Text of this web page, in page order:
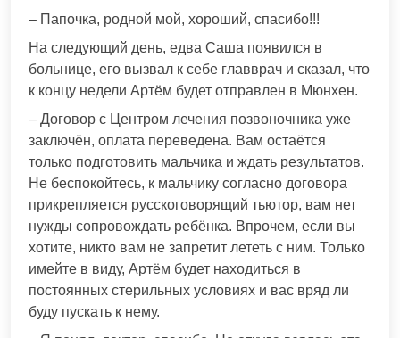
– Папочка, родной мой, хороший, спасибо!!!
На следующий день, едва Саша появился в
больнице, его вызвал к себе главврач и сказал, что
к концу недели Артём будет отправлен в Мюнхен.
– Договор с Центром лечения позвоночника уже
заключён, оплата переведена. Вам остаётся
только подготовить мальчика и ждать результатов.
Не беспокойтесь, к мальчику согласно договора
прикрепляется русскоговорящий тьютор, вам нет
нужды сопровождать ребёнка. Впрочем, если вы
хотите, никто вам не запретит лететь с ним. Только
имейте в виду, Артём будет находиться в
постоянных стерильных условиях и вас вряд ли
буду пускать к нему.